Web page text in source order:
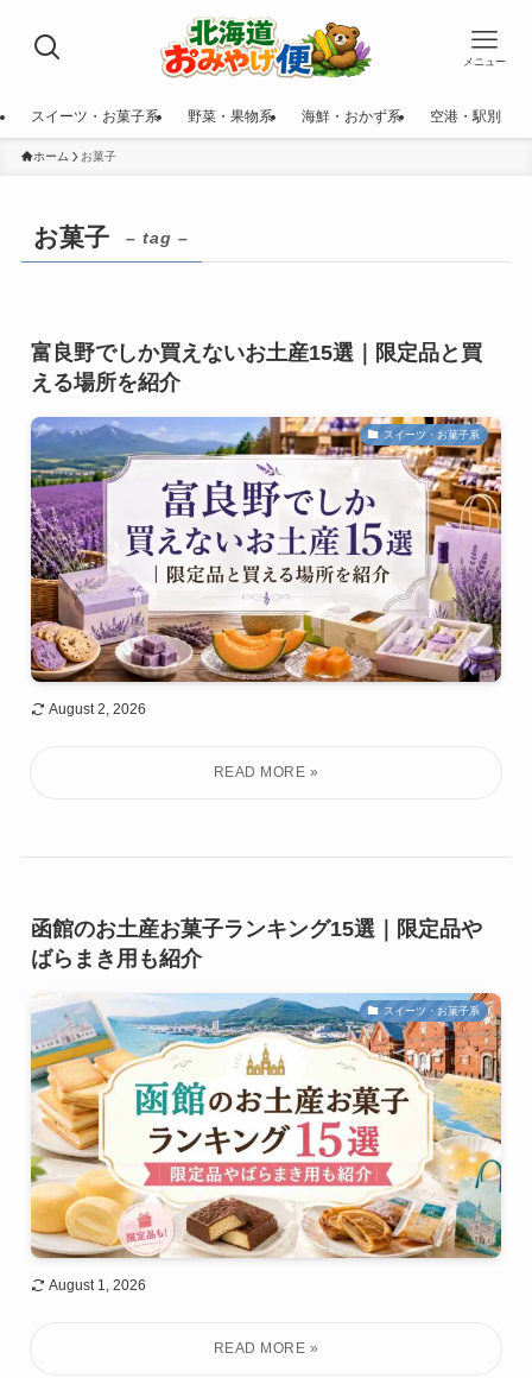
メニュー
スイーツ・お菓子系 野菜・果物系 海鮮・おかず系 空港・駅別
ホーム お菓子
お菓子 – tag –
富良野でしか買えないお土産15選｜限定品と買
える場所を紹介
スイーツ・お菓子系
August 2, 2026
函館のお土産お菓子ランキング15選｜限定品や
ばらまき用も紹介
スイーツ・お菓子系
August 1, 2026